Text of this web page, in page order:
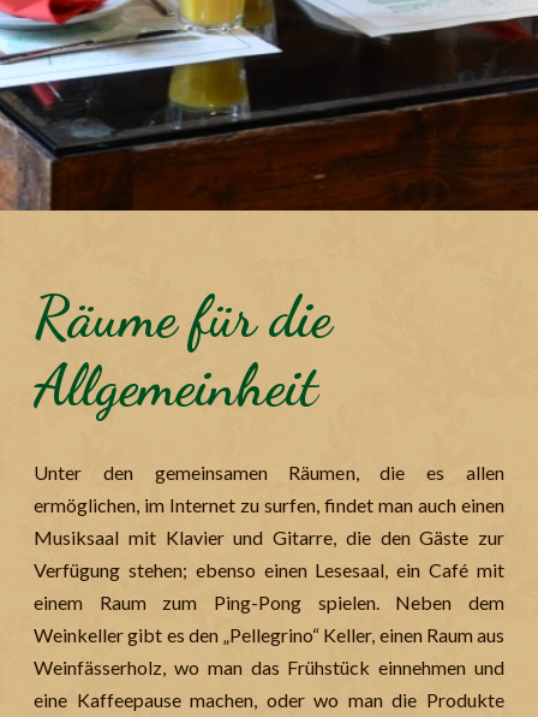
Räume für die
Allgemeinheit
Unter den gemeinsamen Räumen, die es allen
ermöglichen, im Internet zu surfen, findet man auch einen
Musiksaal mit Klavier und Gitarre, die den Gäste zur
Verfügung stehen; ebenso einen Lesesaal, ein Café mit
einem Raum zum Ping-Pong spielen. Neben dem
Weinkeller gibt es den „Pellegrino“ Keller, einen Raum aus
Weinfässerholz, wo man das Frühstück einnehmen und
eine Kaffeepause machen, oder wo man die Produkte